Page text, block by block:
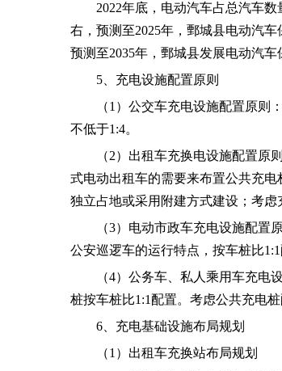
2022年底，电动汽车占总汽车
右，预测至2025年，鄄城县电动汽车
预测至2035年，鄄城县发展电动汽车
5、充电设施配置原则
（1）公交车充电设施配置原则
不低于1:4。
（2）出租车充换电设施配置原
式电动出租车的需要来布置公共充
独立占地或采用附建方式建设；考虑
（3）电动市政车充电设施配置
公安巡逻车的运行特点，按车桩比1:1
（4）公务车、私人乘用车充电
桩按车桩比1:1配置。考虑公共充电
6、充电基础设施布局规划
（1）出租车充换站布局规划